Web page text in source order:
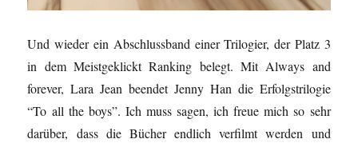
Und wieder ein Abschlussband einer Trilogier, der Platz 3
in dem Meistgeklickt Ranking belegt. Mit Always and
forever, Lara Jean beendet Jenny Han die Erfolgstrilogie
“To all the boys”. Ich muss sagen, ich freue mich so sehr
darüber, dass die Bücher endlich verfilmt werden und